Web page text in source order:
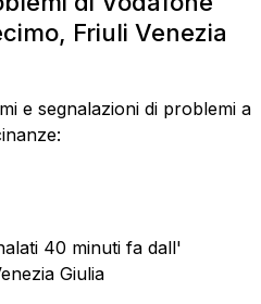
Friuli Venezia
e segnalazioni di problemi a
40 minuti fa dall'
Giulia